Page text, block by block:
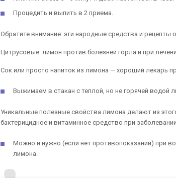
Процедить и выпить в 2 приема.
Обратите внимание: эти народные средства и рецепты
Цитрусовые: лимон против болезней горла и при
Сок или просто напиток из лимона — хороший лекарь
Выжимаем в стакан с теплой, но не горячей водой
Уникальные полезные свойства лимона делают из
бактерицидное и витаминное средство при
Можно и нужно (если нет противопоказаний) при
лимона.